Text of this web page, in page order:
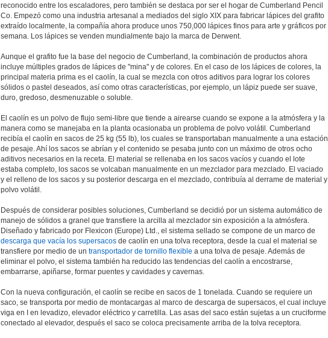
reconocido entre los escaladores, pero también se destaca por ser el hogar de Cumberland Pencil
Co. Empezó como una industria artesanal a mediados del siglo XIX para fabricar lápices del grafito
extraído localmente, la compañía ahora produce unos 750,000 lápices finos para arte y gráficos por
semana. Los lápices se venden mundialmente bajo la marca de Derwent.
Aunque el grafito fue la base del negocio de Cumberland, la combinación de productos ahora
incluye múltiples grados de lápices de "mina" y de colores. En el caso de los lápices de colores, la
principal materia prima es el caolín, la cual se mezcla con otros aditivos para lograr los colores
sólidos o pastel deseados, así como otras características, por ejemplo, un lápiz puede ser suave,
duro, gredoso, desmenuzable o soluble.
El caolín es un polvo de flujo semi-libre que tiende a airearse cuando se expone a la atmósfera y la
manera como se manejaba en la planta ocasionaba un problema de polvo volátil. Cumberland
recibía el caolín en sacos de 25 kg (55 lb), los cuales se transportaban manualmente a una estación
de pesaje. Ahí los sacos se abrían y el contenido se pesaba junto con un máximo de otros ocho
aditivos necesarios en la receta. El material se rellenaba en los sacos vacíos y cuando el lote
estaba completo, los sacos se volcaban manualmente en un mezclador para mezclado. El vaciado
y el relleno de los sacos y su posterior descarga en el mezclado, contribuía al derrame de material y
polvo volátil.
Después de considerar posibles soluciones, Cumberland se decidió por un sistema automático de
manejo de sólidos a granel que transfiere la arcilla al mezclador sin exposición a la atmósfera.
Diseñado y fabricado por Flexicon (Europe) Ltd., el sistema sellado se compone de un marco de
descarga que vacía los supersacosde caolín en una tolva receptora, desde la cual el material se
transfiere por medio de un transportador de tornillo flexible a una tolva de pesaje. Además de
eliminar el polvo, el sistema también ha reducido las tendencias del caolín a encostrarse,
embarrarse, apiñarse, formar puentes y cavidades y cavernas.
Con la nueva configuración, el caolín se recibe en sacos de 1 tonelada. Cuando se requiere un
saco, se transporta por medio de montacargas al marco de descarga de supersacos, el cual incluye
viga en I en levadizo, elevador eléctrico y carretilla. Las asas del saco están sujetas a un cruciforme
conectado al elevador, después el saco se coloca precisamente arriba de la tolva receptora.